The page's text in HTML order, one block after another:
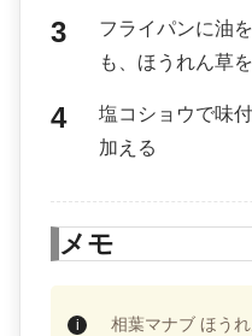
フライパンに油
も、ほうれん草
塩コショウで味
加える
メモ
相葉マナブ ほう